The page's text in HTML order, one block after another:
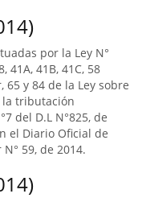
por la Ley N°
41A, 41B, 41C, 58
65 y 84 de la Ley sobre
la tributación
del D.L N°825, de
el Diario Oficial de
59, de 2014.